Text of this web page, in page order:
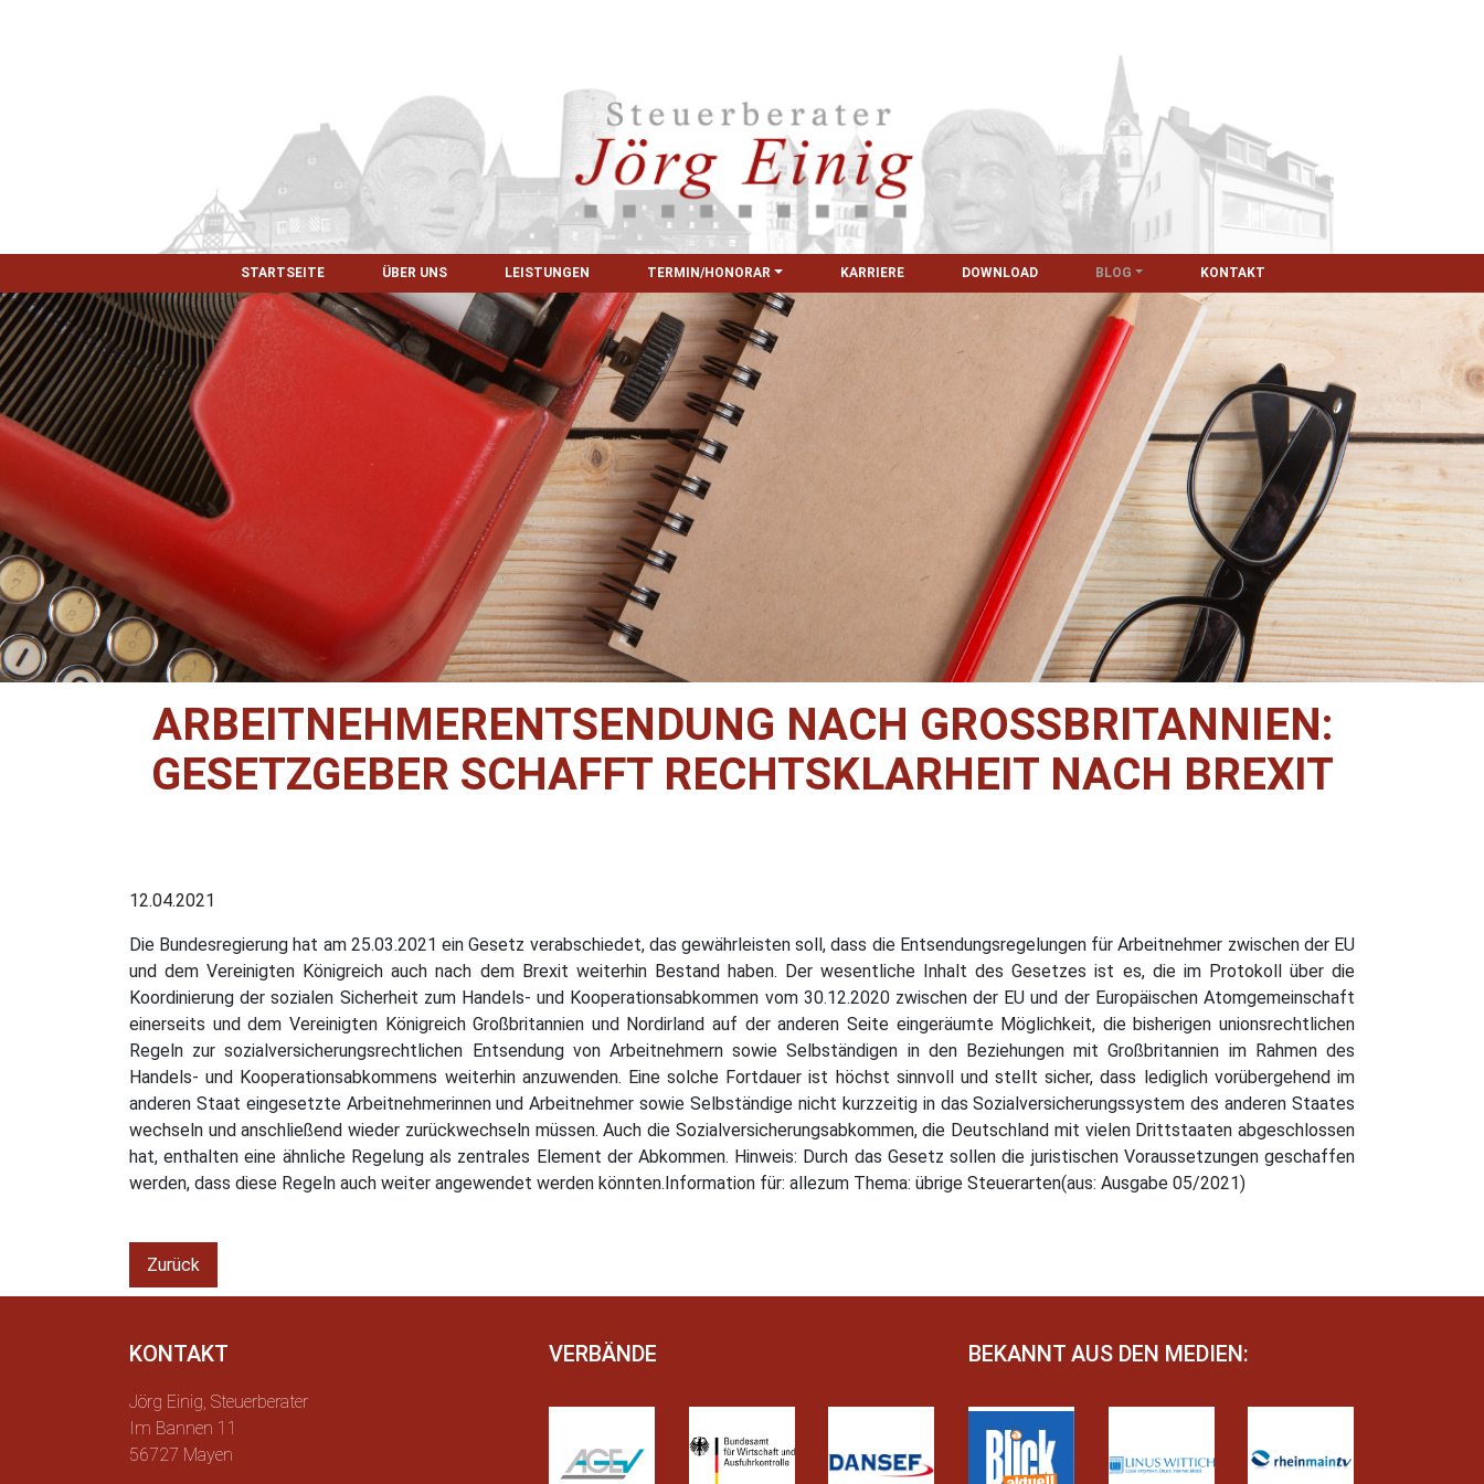
STARTSEITE ÜBER UNS LEISTUNGEN TERMIN/HONORAR KARRIERE DOWNLOAD BLOG KONTAKT
ARBEITNEHMERENTSENDUNG NACH GROSSBRITANNIEN: G
ESETZGEBER SCHAFFT RECHTSKLARHEIT NACH BREXIT
12.04.2021
Die Bundesregierung hat am 25.03.2021 ein Gesetz verabschiedet, das gewährleisten soll, dass die Entsendungsregelungen für Arbeitnehmer zwischen der EU
und dem Vereinigten Königreich auch nach dem Brexit weiterhin Bestand haben. Der wesentliche Inhalt des Gesetzes ist es, die im Protokoll über die
Koordinierung der sozialen Sicherheit zum Handels- und Kooperationsabkommen vom 30.12.2020 zwischen der EU und der Europäischen Atomgemeinschaft
einerseits und dem Vereinigten Königreich Großbritannien und Nordirland auf der anderen Seite eingeräumte Möglichkeit, die bisherigen unionsrechtlichen
Regeln zur sozialversicherungsrechtlichen Entsendung von Arbeitnehmern sowie Selbständigen in den Beziehungen mit Großbritannien im Rahmen des
Handels- und Kooperationsabkommens weiterhin anzuwenden. Eine solche Fortdauer ist höchst sinnvoll und stellt sicher, dass lediglich vorübergehend im
anderen Staat eingesetzte Arbeitnehmerinnen und Arbeitnehmer sowie Selbständige nicht kurzzeitig in das Sozialversicherungssystem des anderen Staates
wechseln und anschließend wieder zurückwechseln müssen. Auch die Sozialversicherungsabkommen, die Deutschland mit vielen Drittstaaten abgeschlossen
hat, enthalten eine ähnliche Regelung als zentrales Element der Abkommen. Hinweis: Durch das Gesetz sollen die juristischen Voraussetzungen geschaffen
werden, dass diese Regeln auch weiter angewendet werden könnten.Information für: allezum Thema: übrige Steuerarten(aus: Ausgabe 05/2021)
Zurück
KONTAKT
Jörg Einig, Steuerberater
Im Bannen 11
56727 Mayen
VERBÄNDE BEKANNT AUS DEN MEDIEN: